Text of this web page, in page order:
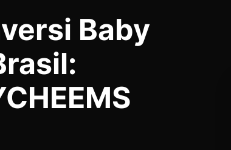
Baby